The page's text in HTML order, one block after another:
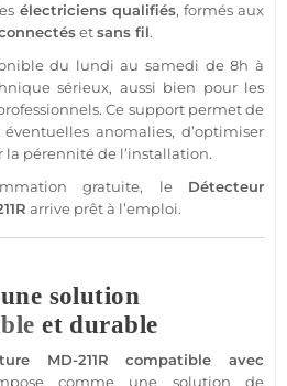
électriciens qualifiés, formés aux
etsans fil.
du lundi au samedi de 8h à
sérieux, aussi bien pour les
Ce support permet de
anomalies, d’optimiser
la pérennité de l’installation.
gratuite, le Détecteur
arrive prêt à l’emploi.
solution
et durable
MD-211R compatible avec
comme une solution de